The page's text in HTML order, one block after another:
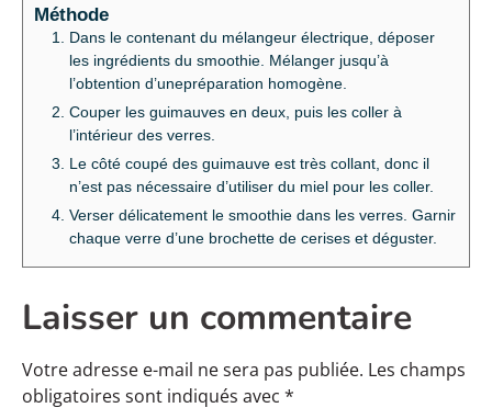
Méthode
Dans le contenant du mélangeur électrique, déposer
les ingrédients du smoothie. Mélanger jusqu’à
l’obtention d’unepréparation homogène.
Couper les guimauves en deux, puis les coller à
l’intérieur des verres.
Le côté coupé des guimauve est très collant, donc il
n’est pas nécessaire d’utiliser du miel pour les coller.
Verser délicatement le smoothie dans les verres. Garnir
chaque verre d’une brochette de cerises et déguster.
Laisser un commentaire
Votre adresse e-mail ne sera pas publiée. Les champs
obligatoires sont indiqués avec *